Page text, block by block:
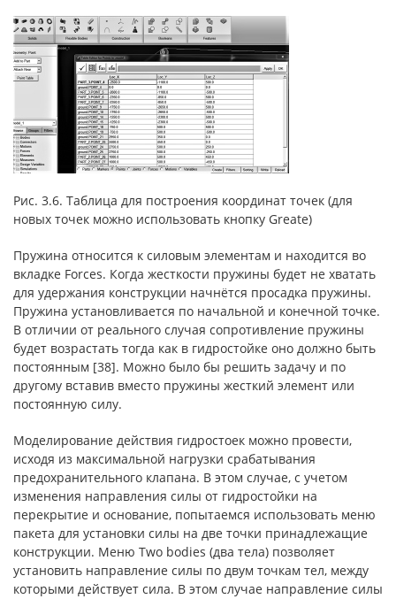
Рис. 3.6. Таблица для построения координат точек (для
новых точек можно использовать кнопку Greate)
Пружина относится к силовым элементам и находится во
вкладке Forces. Когда жесткости пружины будет не хватать
для удержания конструкции начнётся просадка пружины.
Пружина установливается по начальной и конечной точке.
В отличии от реального случая сопротивление пружины
будет возрастать тогда как в гидростойке оно должно быть
постоянным [38]. Можно было бы решить задачу и по
другому вставив вместо пружины жесткий элемент или
постоянную силу.
Моделирование действия гидростоек можно провести,
исходя из максимальной нагрузки срабатывания
предохранительного клапана. В этом случае, с учетом
изменения направления силы от гидростойки на
перекрытие и основание, попытаемся использовать меню
пакета для установки силы на две точки принадлежащие
конструкции. Меню Two bodies (два тела) позволяет
установить направление силы по двум точкам тел, между
которыми действует сила. В этом случае направление силы